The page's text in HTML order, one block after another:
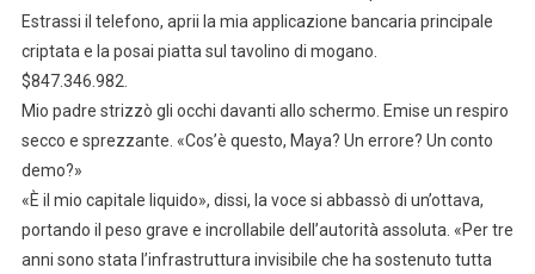
Estrassi il telefono, aprii la mia applicazione bancaria principale
criptata e la posai piatta sul tavolino di mogano.
$847.346.982.
Mio padre strizzò gli occhi davanti allo schermo. Emise un respiro
secco e sprezzante. «Cos’è questo, Maya? Un errore? Un conto
demo?»
«È il mio capitale liquido», dissi, la voce si abbassò di un’ottava,
portando il peso grave e incrollabile dell’autorità assoluta. «Per tre
anni sono stata l’infrastruttura invisibile che ha sostenuto tutta